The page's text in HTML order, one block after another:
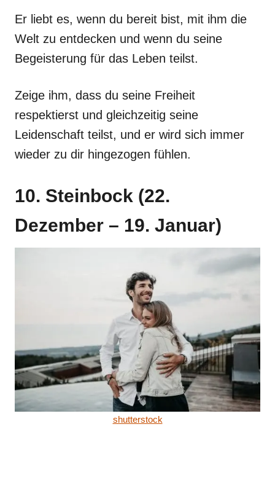
Er liebt es, wenn du bereit bist, mit ihm die
Welt zu entdecken und wenn du seine
Begeisterung für das Leben teilst.
Zeige ihm, dass du seine Freiheit
respektierst und gleichzeitig seine
Leidenschaft teilst, und er wird sich immer
wieder zu dir hingezogen fühlen.
10. Steinbock (22.
Dezember – 19. Januar)
shutterstock